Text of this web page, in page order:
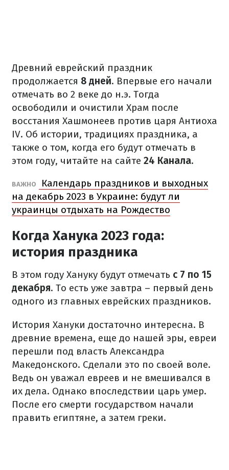
Древний еврейский праздник
продолжается 8 дней. Впервые его начали
отмечать во 2 веке до н.э. Тогда
освободили и очистили Храм после
восстания Хашмонеев против царя Антиоха
IV. Об истории, традициях праздника, а
также о том, когда его будут отмечать в
этом году, читайте на сайте 24 Канала.
ВАЖНО
Календарь праздников и выходных
на декабрь 2023 в Украине: будут ли
украинцы отдыхать на Рождество
Когда Ханука 2023 года:
история праздника
В этом году Хануку будут отмечать с 7 по 15
декабря. То есть уже завтра – первый день
одного из главных еврейских праздников.
История Хануки достаточно интересна. В
древние времена, еще до нашей эры, евреи
перешли под власть Александра
Македонского. Сделали это по своей воле.
Ведь он уважал евреев и не вмешивался в
их дела. Однако впоследствии царь умер.
После его смерти государством начали
править египтяне, а затем греки.